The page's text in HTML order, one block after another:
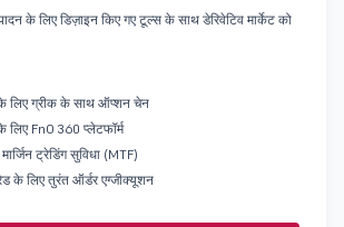
के लिए डिज़ाइन किए गए टूल्स के साथ डेरिवेटिव मार्केट को
लिए ग्रीक के साथ ऑप्शन चेन
लिए FnO 360 प्लेटफॉर्म
ट्रेडिंग सुविधा (MTF)
के लिए तुरंत ऑर्डर एग्जीक्यूशन